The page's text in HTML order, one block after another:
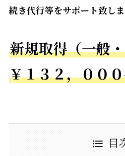
続き代行等をサポート致しま
新規取得（一般
￥１３２，００
目